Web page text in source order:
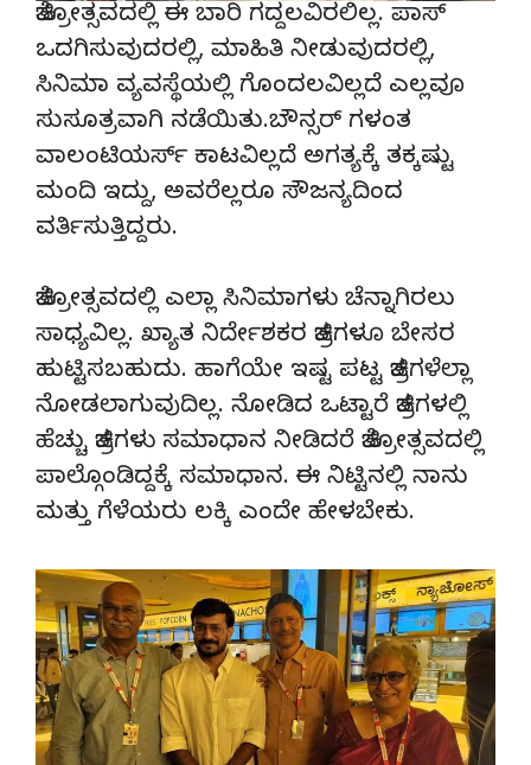
ಚಿತ್ರೋತ್ಸವದಲ್ಲಿ ಈ‌ ಬಾರಿ ಗದ್ದಲವಿರಲಿಲ್ಲ. ಪಾಸ್
ಒದಗಿಸುವುದರಲ್ಲಿ, ಮಾಹಿತಿ ನೀಡುವುದರಲ್ಲಿ,
ಸಿನಿಮಾ ವ್ಯವಸ್ಥೆಯಲ್ಲಿ‌ ಗೊಂದಲವಿಲ್ಲದೆ ಎಲ್ಲವೂ
ಸುಸೂತ್ರವಾಗಿ ನಡೆಯಿತು.ಬೌನ್ಸರ್ ಗಳಂತ
ವಾಲಂಟಿಯರ್ಸ್ ಕಾಟವಿಲ್ಲದೆ ಅಗತ್ಯಕ್ಕೆ ತಕ್ಕಷ್ಟು
ಮಂದಿ ಇದ್ದು, ಅವರೆಲ್ಲರೂ ಸೌಜನ್ಯದಿಂದ
ವರ್ತಿಸುತ್ತಿದ್ದರು.
ಚಿತ್ರೋತ್ಸವದಲ್ಲಿ ಎಲ್ಲಾ ಸಿನಿಮಾಗಳು ಚೆನ್ನಾಗಿರಲು
ಸಾಧ್ಯವಿಲ್ಲ. ಖ್ಯಾತ ನಿರ್ದೇಶಕರ ಚಿತ್ರಗಳೂ ಬೇಸರ
ಹುಟ್ಟಿಸಬಹುದು. ಹಾಗೆಯೇ‌ ಇಷ್ಟ ಪಟ್ಟ ಚಿತ್ರಗಳೆಲ್ಲಾ
ನೋಡಲಾಗುವುದಿಲ್ಲ. ನೋಡಿದ ಒಟ್ಟಾರೆ ಚಿತ್ರಗಳಲ್ಲಿ
ಹೆಚ್ಚು ಚಿತ್ರಗಳು ಸಮಾಧಾನ ನೀಡಿದರೆ ಚಿತ್ರೋತ್ಸವದಲ್ಲಿ
ಪಾಲ್ಗೊಂಡಿದ್ದಕ್ಕೆ ಸಮಾಧಾನ. ಈ ನಿಟ್ಟಿನಲ್ಲಿ ನಾನು
ಮತ್ತು ಗೆಳೆಯರು ಲಕ್ಕಿ ಎಂದೇ ಹೇಳಬೇಕು.